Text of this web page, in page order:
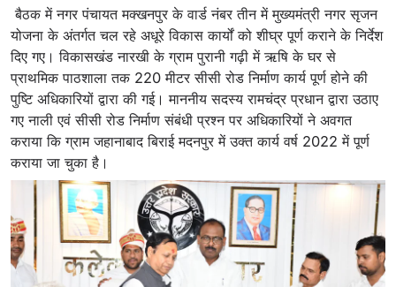
बैठक में नगर पंचायत मक्खनपुर के वार्ड नंबर तीन में मुख्यमंत्री नगर सृजन
योजना के अंतर्गत चल रहे अधूरे विकास कार्यों को शीघ्र पूर्ण कराने के निर्देश
दिए गए। विकासखंड नारखी के ग्राम पुरानी गढ़ी में ऋषि के घर से
प्राथमिक पाठशाला तक 220 मीटर सीसी रोड निर्माण कार्य पूर्ण होने की
पुष्टि अधिकारियों द्वारा की गई। माननीय सदस्य रामचंद्र प्रधान द्वारा उठाए
गए नाली एवं सीसी रोड निर्माण संबंधी प्रश्न पर अधिकारियों ने अवगत
कराया कि ग्राम जहानाबाद बिराई मदनपुर में उक्त कार्य वर्ष 2022 में पूर्ण
कराया जा चुका है।